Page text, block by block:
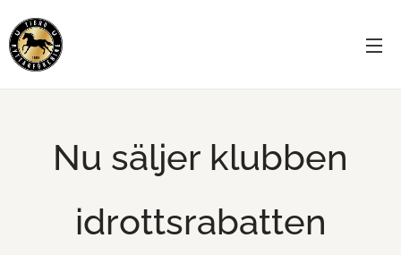
Nu säljer klubben
idrottsrabatten